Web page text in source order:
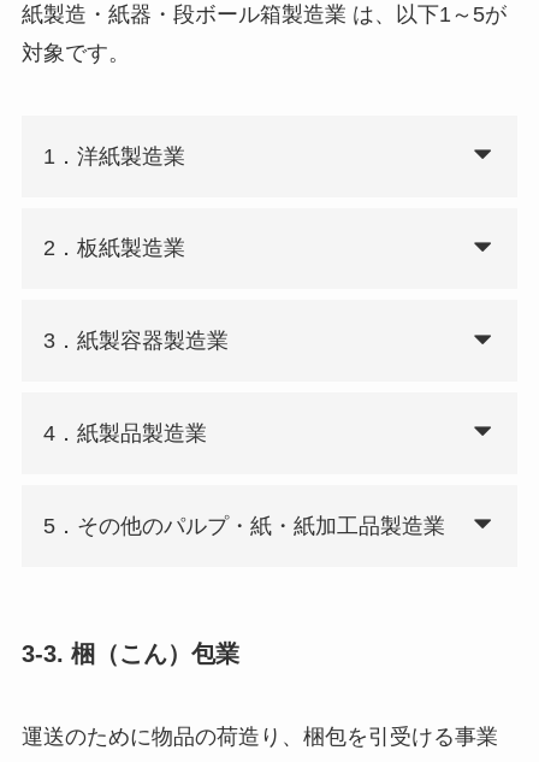
紙製造・紙器・段ボール箱製造業 は、以下1～5が
対象です。
1．洋紙製造業
2．板紙製造業
3．紙製容器製造業
4．紙製品製造業
5．その他のパルプ・紙・紙加工品製造業
3-3. 梱（こん）包業
運送のために物品の荷造り、梱包を引受ける事業